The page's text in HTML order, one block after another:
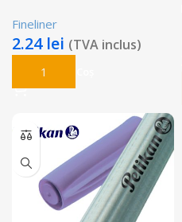
Fineliner
2.24 lei (TVA inclus)
Adaugă În Coș